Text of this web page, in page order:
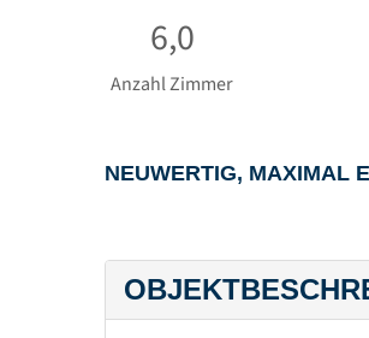
6,0
Anzahl Zimmer
NEUWERTIG, MAXIMAL